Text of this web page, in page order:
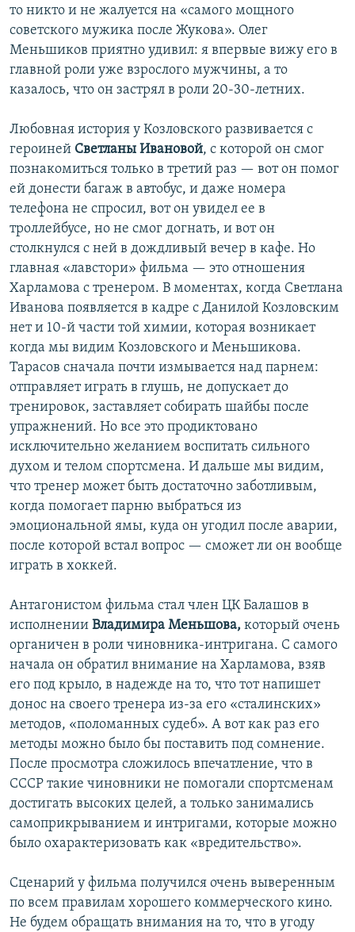
то никто и не жалуется на «самого мощного
советского мужика после Жукова». Олег
Меньшиков приятно удивил: я впервые вижу его в
главной роли уже взрослого мужчины, а то
казалось, что он застрял в роли 20-30-летних.
Любовная история у Козловского развивается с
героиней Светланы Ивановой, с которой он смог
познакомиться только в третий раз — вот он помог
ей донести багаж в автобус, и даже номера
телефона не спросил, вот он увидел ее в
троллейбусе, но не смог догнать, и вот он
столкнулся с ней в дождливый вечер в кафе. Но
главная «лавстори» фильма — это отношения
Харламова с тренером. В моментах, когда Светлана
Иванова появляется в кадре с Данилой Козловским
нет и 10-й части той химии, которая возникает
когда мы видим Козловского и Меньшикова.
Тарасов сначала почти измывается над парнем:
отправляет играть в глушь, не допускает до
тренировок, заставляет собирать шайбы после
упражнений. Но все это продиктовано
исключительно желанием воспитать сильного
духом и телом спортсмена. И дальше мы видим,
что тренер может быть достаточно заботливым,
когда помогает парню выбраться из
эмоциональной ямы, куда он угодил после аварии,
после которой встал вопрос — сможет ли он вообще
играть в хоккей.
Антагонистом фильма стал член ЦК Балашов в
исполнении Владимира Меньшова, который очень
органичен в роли чиновника-интригана. С самого
начала он обратил внимание на Харламова, взяв
его под крыло, в надежде на то, что тот напишет
донос на своего тренера из-за его «сталинских»
методов, «поломанных судеб». А вот как раз его
методы можно было бы поставить под сомнение.
После просмотра сложилось впечатление, что в
СССР такие чиновники не помогали спортсменам
достигать высоких целей, а только занимались
самоприкрыванием и интригами, которые можно
было охарактеризовать как «вредительство».
Сценарий у фильма получился очень выверенным
по всем правилам хорошего коммерческого кино.
Не будем обращать внимания на то, что в угоду